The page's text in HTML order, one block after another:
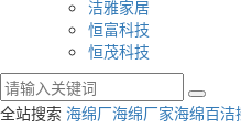
洁雅家居
恒富科技
恒茂科技
全站搜索 海绵厂海绵厂家海绵百洁